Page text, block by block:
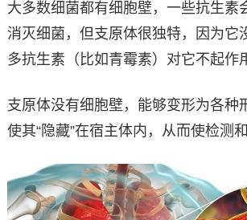
大多数细菌都有细胞壁，一些抗生素
消灭细菌，但支原体很独特，因为它
多抗生素（比如青霉素）对它不起作
支原体没有细胞壁，能够变形为各种
使其“隐藏”在宿主体内，从而使检测